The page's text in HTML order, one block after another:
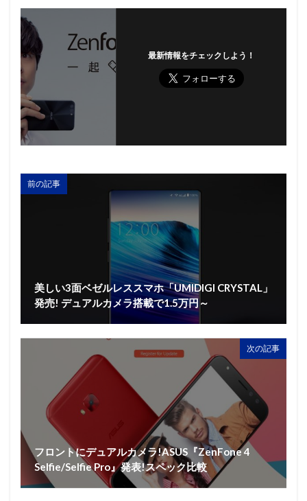
最新情報をチェックしよう！
前の記事
美しい3面ベゼルレススマホ「UMIDIGI CRYSTAL」
発売! デュアルカメラ搭載で1.5万円～
次の記事
フロントにデュアルカメラ!ASUS『ZenFone 4
Selfie/Selfie Pro』発表!スペック比較